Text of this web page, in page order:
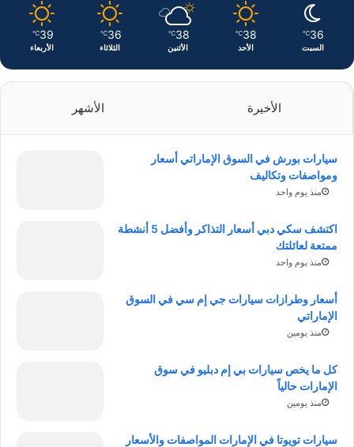
36
℃
السبت
38
℃
الأحد
38
℃
الأثنين
36
℃
الثلاثاء
39
℃
الأربعاء
الأخيرة الأشهر
سيارات بورش في السوق الإماراتي أسعار
ومواصفات وتكاليف
منذ يوم واحد
اكتشف سكي دبي أسعار التذاكر وأفضل 5 أنشطة
ممتعة لعائلتك
منذ يوم واحد
أسعار وطرازات سيارات جي إم سي في السوق
الإماراتي
منذ يومين
كل ما يخص سيارات بي إم دبليو في سوق
الإمارات حالياً
منذ يومين
سيارات تويوتا في الإمارات المواصفات والأسعار